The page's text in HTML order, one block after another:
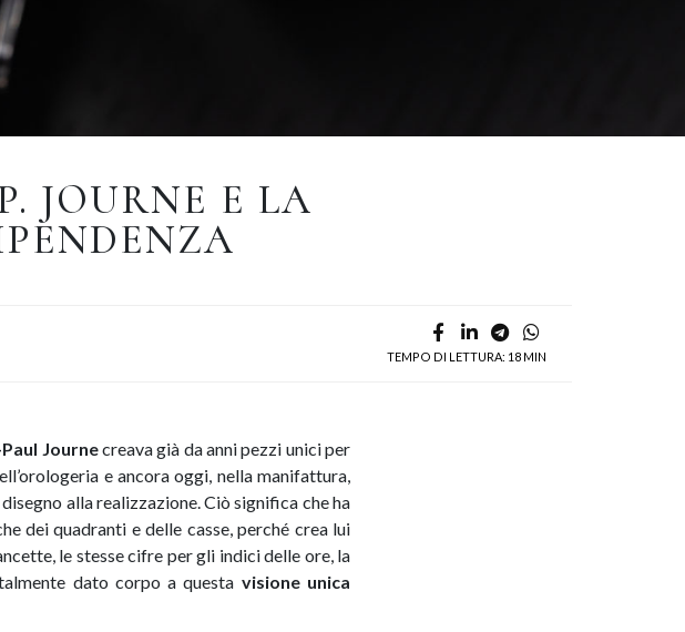
JOURNE E LA
TEMPO DI LETTURA: 18 MIN
Journecreava già da anni pezzi unici per
e ancora oggi, nella manifattura,
alla realizzazione. Ciò significa che ha
dei quadranti e delle casse, perché crea lui
le stesse cifre per gli indici delle ore, la
dato corpo a questa visione unica